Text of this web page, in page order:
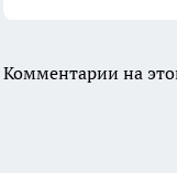
Комментарии на